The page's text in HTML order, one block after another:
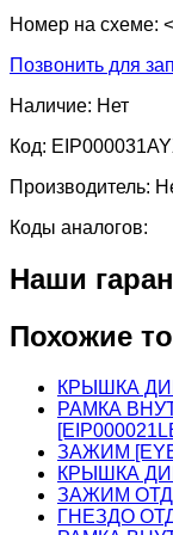
Номер на схеме:
Позвонить для
Наличие: Нет
Код:
Производитель:
Коды аналогов:
Наши
Похожие
КРЫШКА
РАМКА
ЗАЖИМ
КРЫШКА
ЗАЖИМ
ГНЕЗДО